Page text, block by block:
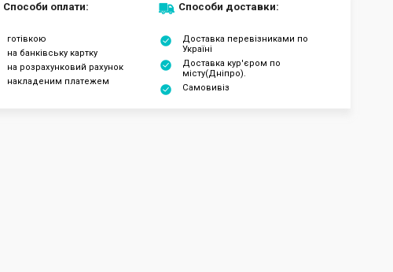
Способи оплати:
готівкою
на банківську картку
на розрахунковий рахунок
накладеним платежем
Способи доставки:
Доставка перевізниками по
Україні
Доставка кур'єром по
місту(Дніпро).
Самовивіз